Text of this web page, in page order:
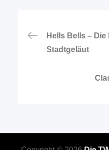
Hells Bells –
Stadtgeläut